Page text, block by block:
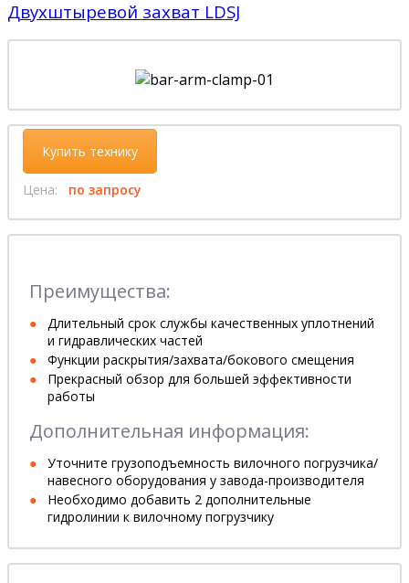
Двухштыревой захват LDSJ
Купить технику
Цена: по запросу
Преимущества:
Длительный срок службы качественных уплотнений
и гидравлических частей
Функции раскрытия/захвата/бокового смещения
Прекрасный обзор для большей эффективности
работы
Дополнительная информация:
Уточните грузоподъемность вилочного погрузчика/
навесного оборудования у завода-производителя
Необходимо добавить 2 дополнительные
гидролинии к вилочному погрузчику